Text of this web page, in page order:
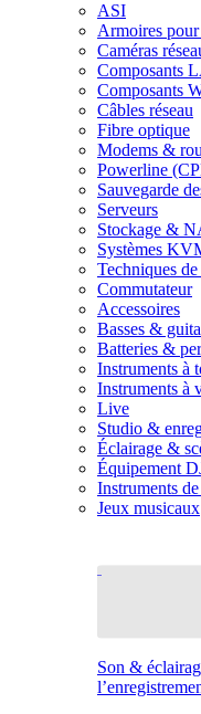
ASI
Armoires
Caméras
Composants
Composants
Câbles réseau
Fibre optique
Modems &
Powerline
Sauvegarde
Serveurs
Stockage &
Systèmes
Techniques
Commutateur
Accessoires
Basses &
Batteries &
Instruments à
Instruments à
Live
Studio &
Éclairage &
Équipement
Instruments
Jeux musicaux
Son &